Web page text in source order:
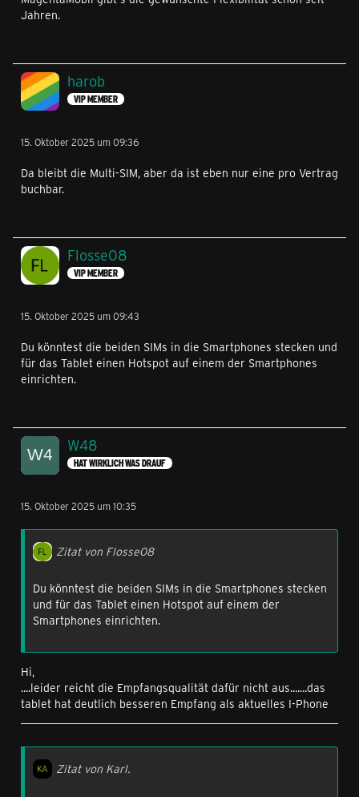
Jahren.
harob
VIP MEMBER
15. Oktober 2025 um 09:36
Da bleibt die Multi-SIM, aber da ist eben nur eine pro Vertrag
buchbar.
Flosse08
VIP MEMBER
15. Oktober 2025 um 09:43
Du könntest die beiden SIMs in die Smartphones stecken und
für das Tablet einen Hotspot auf einem der Smartphones
einrichten.
W48
HAT WIRKLICH WAS DRAUF
15. Oktober 2025 um 10:35
Zitat von Flosse08
Du könntest die beiden SIMs in die Smartphones stecken
und für das Tablet einen Hotspot auf einem der
Smartphones einrichten.
Hi,
....leider reicht die Empfangsqualität dafür nicht aus.......das
tablet hat deutlich besseren Empfang als aktuelles I-Phone
Zitat von Karl.